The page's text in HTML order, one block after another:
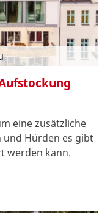
eine zusätzliche
und Hürden es gibt
werden kann.